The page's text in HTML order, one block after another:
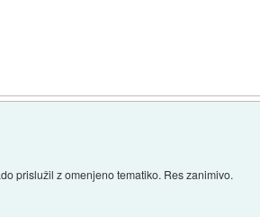
prislužil z omenjeno tematiko. Res zanimivo.